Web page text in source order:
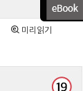
미리읽기